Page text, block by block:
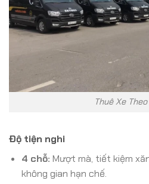
Thuê Xe
Độ tiện nghi
4 chỗ: Mượt mà, tiết kiệm
không gian hạn chế.